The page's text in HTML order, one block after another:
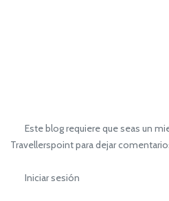
Este blog requiere que seas un
Travellerspoint para dejar
Iniciar sesión